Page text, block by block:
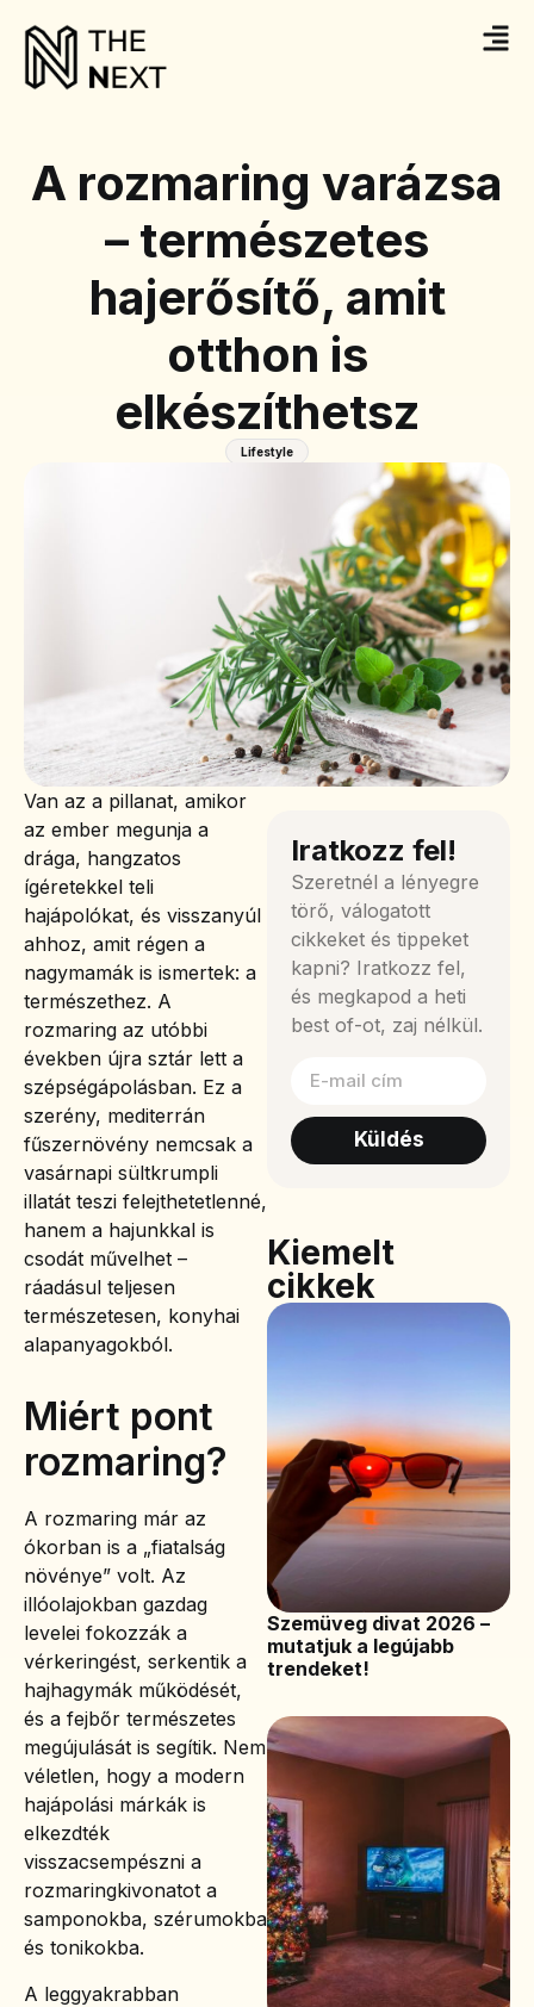
A rozmaring varázsa
– természetes
hajerősítő, amit
otthon is
elkészíthetsz
Lifestyle
Van az a pillanat, amikor
az ember megunja a
drága, hangzatos
ígéretekkel teli
hajápolókat, és visszanyúl
ahhoz, amit régen a
nagymamák is ismertek: a
természethez. A
rozmaring az utóbbi
években újra sztár lett a
szépségápolásban. Ez a
szerény, mediterrán
fűszernövény nemcsak a
vasárnapi sültkrumpli
illatát teszi felejthetetlenné,
hanem a hajunkkal is
csodát művelhet –
ráadásul teljesen
természetesen, konyhai
alapanyagokból.
Miért pont
rozmaring?
A rozmaring már az
ókorban is a „fiatalság
növénye” volt. Az
illóolajokban gazdag
levelei fokozzák a
vérkeringést, serkentik a
hajhagymák működését,
és a fejbőr természetes
megújulását is segítik. Nem
véletlen, hogy a modern
hajápolási márkák is
elkezdték
visszacsempészni a
rozmaringkivonatot a
samponokba, szérumokba
és tonikokba.
A leggyakrabban
Iratkozz fel!
Szeretnél a lényegre
törő, válogatott
cikkeket és tippeket
kapni? Iratkozz fel,
és megkapod a heti
best of-ot, zaj nélkül.
Küldés
Kiemelt
cikkek
Szemüveg divat 2026 –
mutatjuk a legújabb
trendeket!